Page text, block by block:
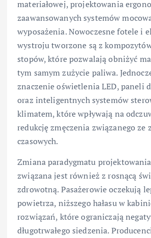
materiałowej, projektowania
zaawansowanych systemów
wyposażenia. Nowoczesne fotele i
wystroju tworzone są z
stopów, które pozwalają obniżyć
tym samym zużycie paliwa.
znaczenie oświetlenia LED, paneli
oraz inteligentnych systemów
klimatem, które wpływają na
redukcję zmęczenia związanego ze
czasowych.
Zmiana paradygmatu
związana jest również z rosnącą
zdrowotną. Pasażerowie oczekują
powietrza, niższego hałasu w
rozwiązań, które ograniczają
długotrwałego siedzenia.